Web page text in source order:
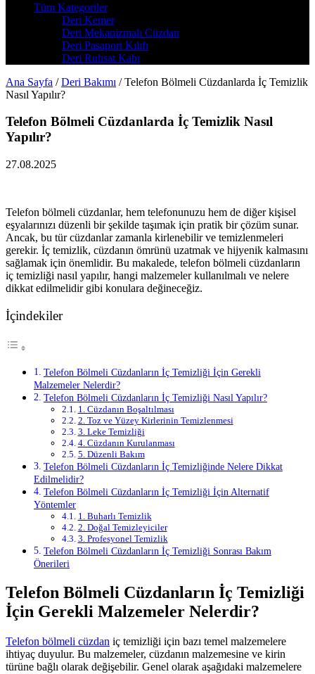
Tüm Kategoriler
Deri Kemer
Deri Mekanizmalı Cüzdan
Deri Pasaport Kılıfı
Deri Ruhsat Kabı
Ana Sayfa / Deri Bakımı / Telefon Bölmeli Cüzdanlarda İç Temizlik
Nasıl Yapılır?
Telefon Bölmeli Cüzdanlarda İç Temizlik Nasıl
Yapılır?
27.08.2025
Telefon bölmeli cüzdanlar, hem telefonunuzu hem de diğer kişisel
eşyalarınızı düzenli bir şekilde taşımak için pratik bir çözüm sunar.
Ancak, bu tür cüzdanlar zamanla kirlenebilir ve temizlenmeleri
gerekir. İç temizlik, cüzdanın ömrünü uzatmak ve hijyenik kalmasını
sağlamak için önemlidir. Bu makalede, telefon bölmeli cüzdanların
iç temizliği nasıl yapılır, hangi malzemeler kullanılmalı ve nelere
dikkat edilmelidir gibi konulara değineceğiz.
İçindekiler
Telefon Bölmeli Cüzdanların İç Temizliği İçin Gerekli
Malzemeler Nelerdir?
Telefon Bölmeli Cüzdanların İç Temizliği Nasıl Yapılır?
1. Cüzdanın Boşaltılması
2. Toz ve Yüzey Kirlerinin Temizlenmesi
3. Leke Temizliği
4. Cüzdanın Kurulanması
5. Düzenli Bakım
Telefon Bölmeli Cüzdanların İç Temizliğinde Nelere Dikkat
Edilmelidir?
Telefon Bölmeli Cüzdanların İç Temizliği İçin Alternatif
Yöntemler
1. Buharlı Temizlik
2. Doğal Temizleyiciler
3. Profesyonel Temizlik
Telefon Bölmeli Cüzdanların İç Temizliği Sonrası Bakım
Önerileri
Telefon Bölmeli Cüzdanların İç Temizliği
İçin Gerekli Malzemeler Nelerdir?
Telefon bölmeli cüzdan iç temizliği için bazı temel malzemelere
ihtiyaç duyulur. Bu malzemeler, cüzdanın malzemesine ve kirin
türüne bağlı olarak değişebilir. Genel olarak aşağıdaki malzemelere